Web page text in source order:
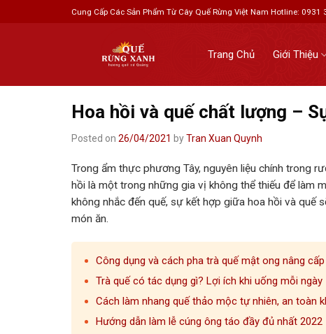
Cung Cấp Các Sản Phẩm Từ Cây Quế Rừng Việt Nam Hotline: 0931
Trang Chủ Giới Thiệu
Hoa hồi và quế chất lượng –
Posted on 26/04/2021 byTran Xuan Quynh
Trong ẩm thực phương Tây, nguyên liệu chính trong
hồi là một trong những gia vị không thể thiếu để làm
không nhắc đến quế, sự kết hợp giữa hoa hồi và
món ăn.
Công dụng và cách pha trà quế mật ong nâng
Trà quế có tác dụng gì? Lợi ích khi uống mỗi ngày
Cách làm nhang quế thảo mộc tự nhiên, an toàn
Hướng dẫn làm lễ cúng ông táo đầy đủ nhất 2022